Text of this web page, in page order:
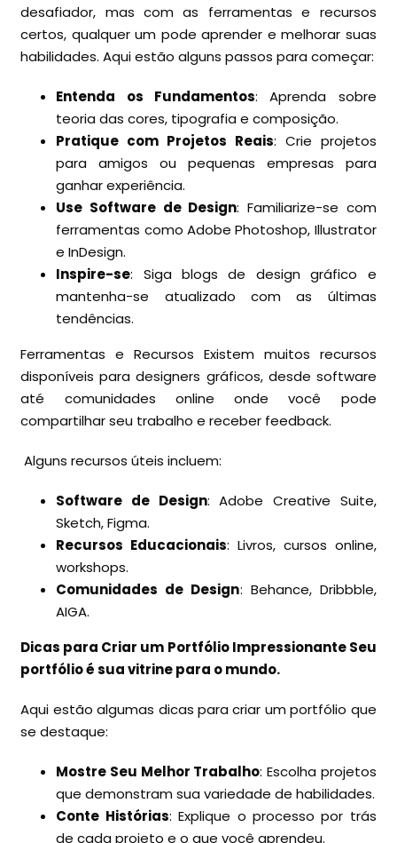
desafiador, mas com as ferramentas e recursos
certos, qualquer um pode aprender e melhorar suas
habilidades. Aqui estão alguns passos para começar:
Entenda os Fundamentos: Aprenda sobre
teoria das cores, tipografia e composição.
Pratique com Projetos Reais: Crie projetos
para amigos ou pequenas empresas para
ganhar experiência.
Use Software de Design: Familiarize-se com
ferramentas como Adobe Photoshop, Illustrator
e InDesign.
Inspire-se: Siga blogs de design gráfico e
mantenha-se atualizado com as últimas
tendências.
Ferramentas e Recursos Existem muitos recursos
disponíveis para designers gráficos, desde software
até comunidades online onde você pode
compartilhar seu trabalho e receber feedback.
Alguns recursos úteis incluem:
Software de Design: Adobe Creative Suite,
Sketch, Figma.
Recursos Educacionais: Livros, cursos online,
workshops.
Comunidades de Design: Behance, Dribbble,
AIGA.
Dicas para Criar um Portfólio Impressionante Seu
portfólio é sua vitrine para o mundo.
Aqui estão algumas dicas para criar um portfólio que
se destaque:
Mostre Seu Melhor Trabalho: Escolha projetos
que demonstram sua variedade de habilidades.
Conte Histórias: Explique o processo por trás
de cada projeto e o que você aprendeu.